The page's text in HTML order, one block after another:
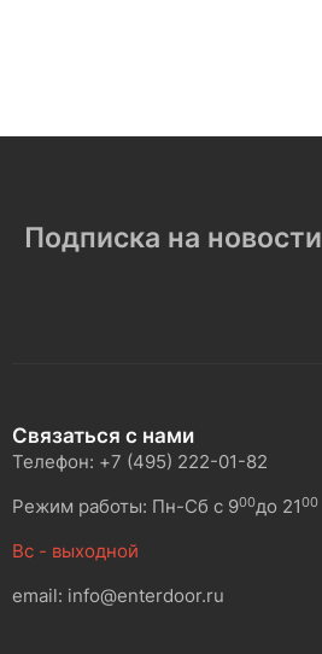
Подписка на новости
Связаться с нами
Телефон: +7 (495) 222-01-82
Режим работы: Пн-Сб с 900до 21 00
Вс - выходной
email: info@enterdoor.ru